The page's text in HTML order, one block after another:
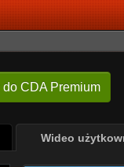
do CDA Premium
Wideo